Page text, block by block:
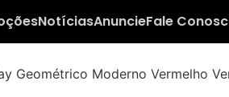
NotíciasAnuncieFale